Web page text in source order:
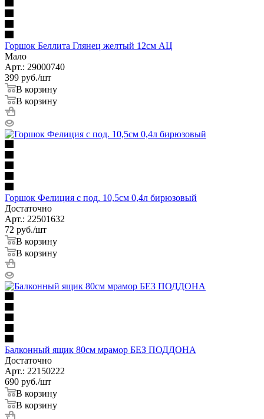
Горшок Беллита Глянец желтый 12см АЦ
Мало
Арт.: 29000740
399 руб./шт
В корзину
В корзину
Горшок Фелиция с под. 10,5см 0,4л бирюзовый
Достаточно
Арт.: 22501632
72 руб./шт
В корзину
В корзину
Балконный ящик 80см мрамор БЕЗ ПОДДОНА
Достаточно
Арт.: 22150222
690 руб./шт
В корзину
В корзину